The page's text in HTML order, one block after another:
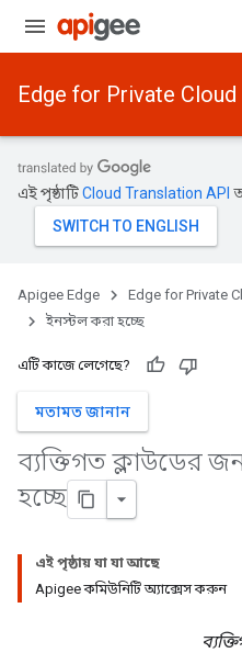
Edge for Private Cloud
এই পৃষ্ঠাটিCloud Translation API
Apigee Edge Edge for Private
ইনস্টল করা হচ্ছে
এটি কাজে লেগেছে?
মতামত জানান
ব্যক্তিগত ক্লাউডের
হচ্ছে
এই পৃষ্ঠায় যা যা আছে
Apigee কমিউনিটি অ্যাক্সেস করুন